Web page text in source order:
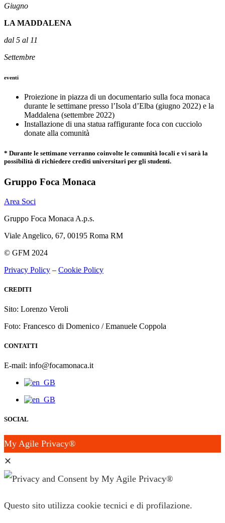
Giugno
LA MADDALENA
dal 5 al 11
Settembre
eventi
Proiezione in piazza di un documentario sulla foca monaca
durante le settimane presso l’Isola d’Elba (giugno 2022) e la
Maddalena (settembre 2022)
Installazione di una statua raffigurante foca con cucciolo
donate alla comunità
* Durante le settimane verranno coinvolte le comunità locali e vi sarà la
possibilità di richiedere crediti universitari per gli studenti.
Gruppo Foca Monaca
Area Soci
Gruppo Foca Monaca A.p.s.
Viale Angelico, 67, 00195 Roma RM
© GFM 2024
Privacy Policy – Cookie Policy
CREDITI
Sito: Lorenzo Veroli
Foto: Francesco di Domenico /Emanuele Coppola
CONTATTI
E-mail: info@focamonaca.it
SOCIAL
My Agile Privacy®
✕
Questo sito utilizza cookie tecnici e di profilazione.